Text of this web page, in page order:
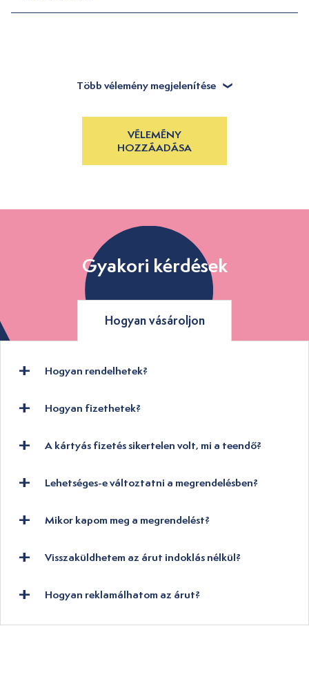
Több vélemény megjelenítése
VÉLEMÉNY
HOZZÁADÁSA
Gyakori kérdések
Hogyan vásároljon
Hogyan rendelhetek?
Hogyan fizethetek?
A kártyás fizetés sikertelen volt, mi a teendő?
Lehetséges-e változtatni a megrendelésben?
Mikor kapom meg a megrendelést?
Visszaküldhetem az árut indoklás nélkül?
Hogyan reklamálhatom az árut?